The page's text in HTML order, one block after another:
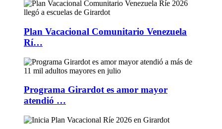
Plan Vacacional Comunitario Venezuela
Rí…
Programa Girardot es amor mayor
atendió …